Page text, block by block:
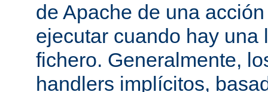
de Apache de una
ejecutar cuando hay una
fichero. Generalmente,
handlers implícitos,